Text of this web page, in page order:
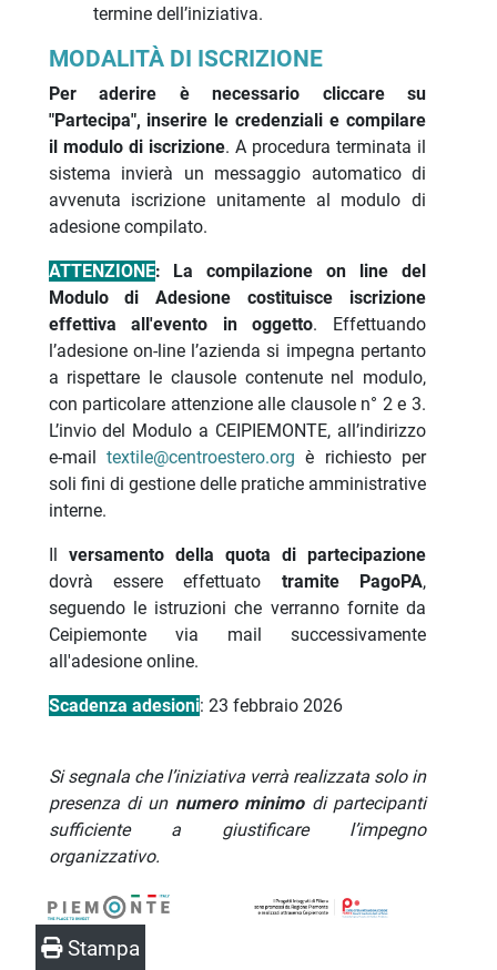
termine dell’iniziativa.
MODALITÀ DI ISCRIZIONE
Per aderire è necessario cliccare su
"Partecipa", inserire le credenziali e compilare
il modulo di iscrizione. A procedura terminata il
sistema invierà un messaggio automatico di
avvenuta iscrizione unitamente al modulo di
adesione compilato.
ATTENZIONE:
La compilazione on line del
Modulo di Adesione costituisce iscrizione
effettiva all'evento in oggetto. Effettuando
l’adesione on-line l’azienda si impegna pertanto
a rispettare le clausole contenute nel modulo,
con particolare attenzione alle clausole n° 2 e 3.
L’invio del Modulo a CEIPIEMONTE, all’indirizzo
e-mail textile@centroestero.org è richiesto per
soli fini di gestione delle pratiche amministrative
interne.
versamento della quota di partecipazione
dovrà essere effettuato tramite PagoPA,
seguendo le istruzioni che verranno fornite da
Ceipiemonte via mail successivamente
all'adesione online.
Scadenza adesioni: 23 febbraio 2026
Si segnala che l’iniziativa verrà realizzata solo in
presenza di un numero minimodi partecipanti
sufficiente a giustificare l’impegno
organizzativo.
Stampa